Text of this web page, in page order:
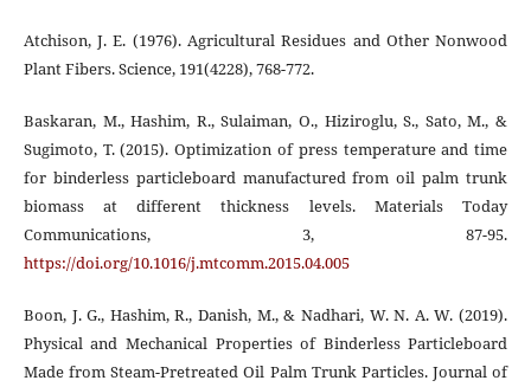
Atchison, J. E. (1976). Agricultural Residues and Other Nonwood
Plant Fibers. Science, 191(4228), 768-772.
Baskaran, M., Hashim, R., Sulaiman, O., Hiziroglu, S., Sato, M., &
Sugimoto, T. (2015). Optimization of press temperature and time
for binderless particleboard manufactured from oil palm trunk
biomass at different thickness levels. Materials Today
Communications, 3, 87-95.
https://doi.org/10.1016/j.mtcomm.2015.04.005
Boon, J. G., Hashim, R., Danish, M., & Nadhari, W. N. A. W. (2019).
Physical and Mechanical Properties of Binderless Particleboard
Made from Steam-Pretreated Oil Palm Trunk Particles. Journal of